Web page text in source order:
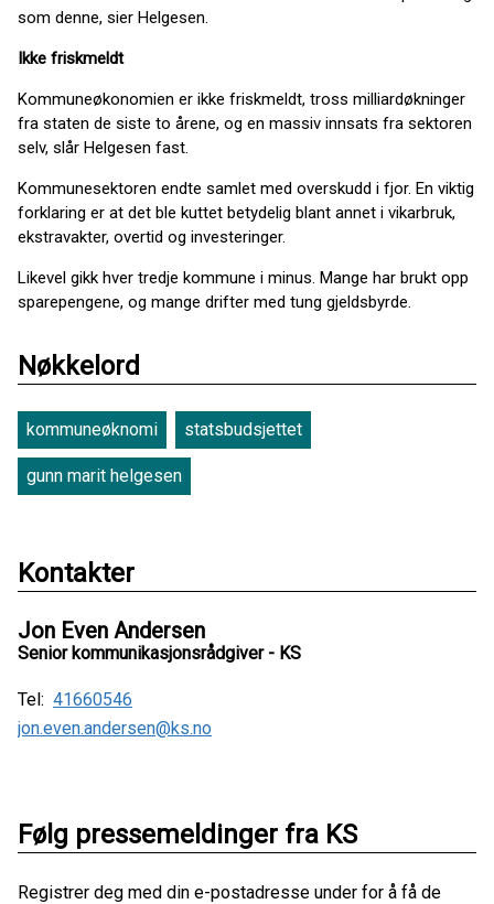
som denne, sier Helgesen.
Ikke friskmeldt
Kommuneøkonomien er ikke friskmeldt, tross milliardøkninger
fra staten de siste to årene, og en massiv innsats fra sektoren
selv, slår Helgesen fast.
Kommunesektoren endte samlet med overskudd i fjor. En viktig
forklaring er at det ble kuttet betydelig blant annet i vikarbruk,
ekstravakter, overtid og investeringer.
Likevel gikk hver tredje kommune i minus. Mange har brukt opp
sparepengene, og mange drifter med tung gjeldsbyrde.
Nøkkelord
kommuneøknomi statsbudsjettet
gunn marit helgesen
Kontakter
Jon Even Andersen
Senior kommunikasjonsrådgiver - KS
Tel: 41660546
jon.even.andersen@ks.no
Følg pressemeldinger fra KS
Registrer deg med din e-postadresse under for å få de